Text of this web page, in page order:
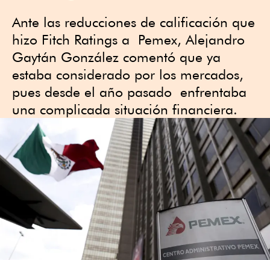
Ante las reducciones de calificación que
hizo Fitch Ratings a Pemex, Alejandro
Gaytán González comentó que ya
estaba considerado por los mercados,
pues desde el año pasado enfrentaba
una complicada situación financiera.